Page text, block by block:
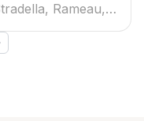
Rameau,
el.